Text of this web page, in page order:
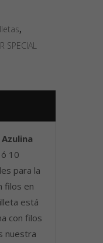
,
SPECIAL
10
para la
filos en
está
con filos
nuestra